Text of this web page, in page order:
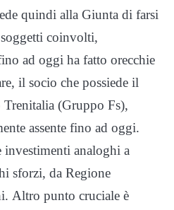
quindi alla Giunta di farsi
coinvolti,
ad oggi ha fatto orecchie
il socio che possiede il
(Gruppo Fs),
assente fino ad oggi.
investimenti analoghi a
sforzi, da Regione
Altro punto cruciale è